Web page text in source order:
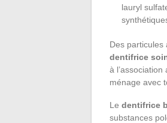
lauryl
Des particules
dentifrice
à l’association
ménage avec
Le dentifrice
substances